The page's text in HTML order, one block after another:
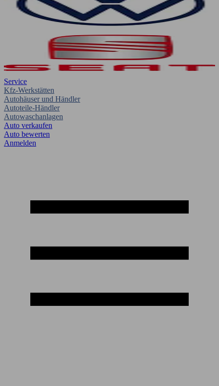
Service
Kfz-Werkstätten
Autohäuser und Händler
Autoteile-Händler
Autowaschanlagen
Auto verkaufen
Auto bewerten
Anmelden